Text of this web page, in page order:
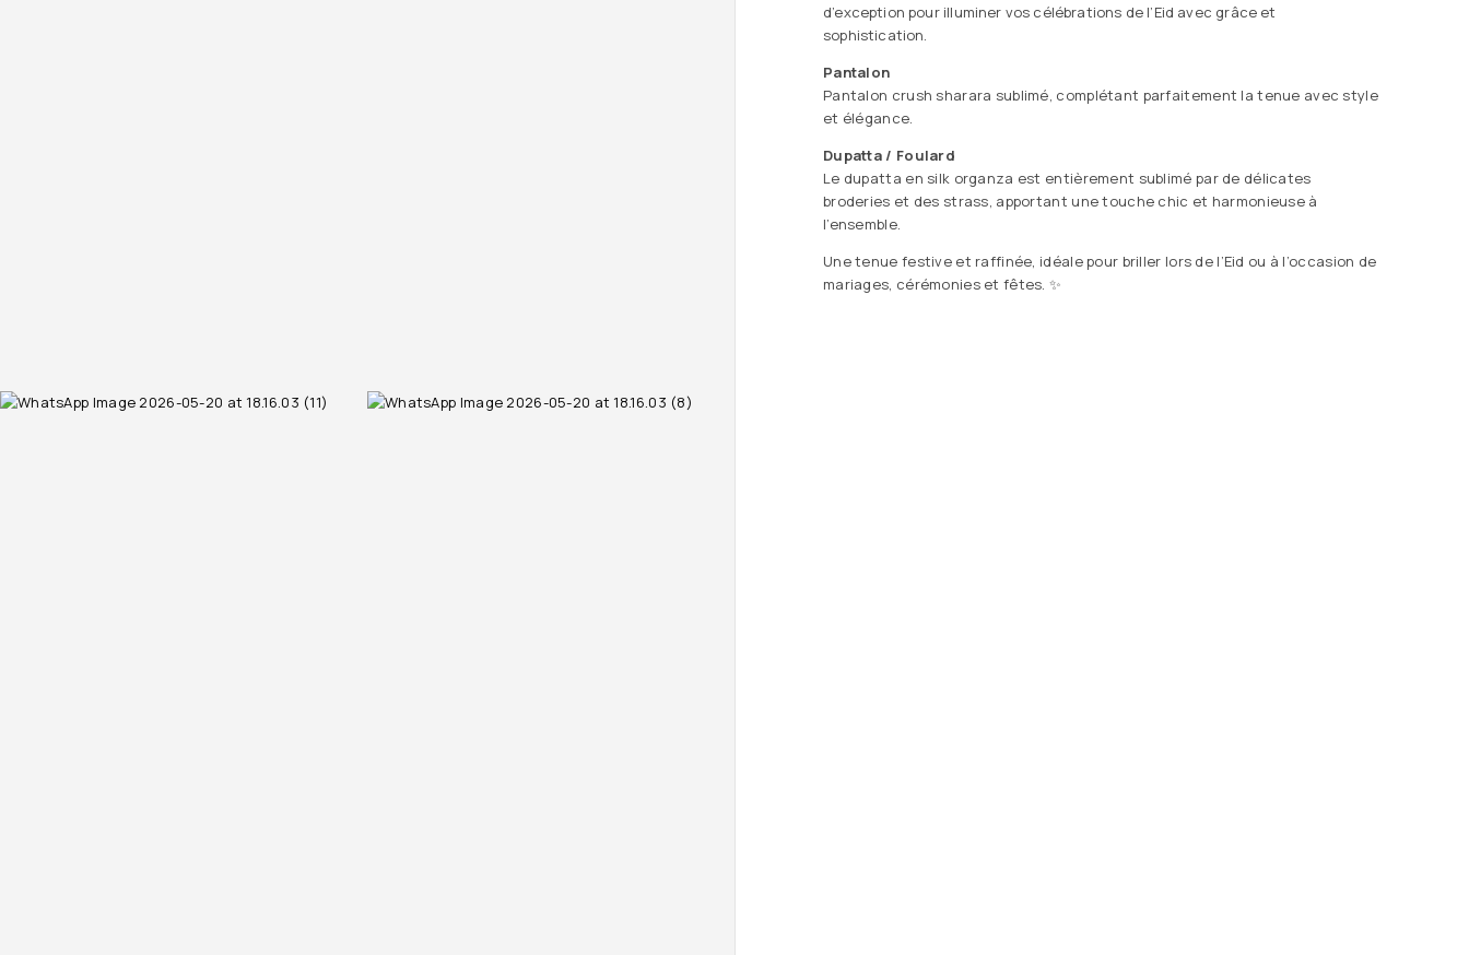
d’exception pour illuminer vos célébrations de l’Eid avec grâce et
sophistication.
Pantalon
Pantalon crush sharara sublimé, complétant parfaitement la tenue avec style
et élégance.
Dupatta / Foulard
Le dupatta en silk organza est entièrement sublimé par de délicates
broderies et des strass, apportant une touche chic et harmonieuse à
l’ensemble.
Une tenue festive et raffinée, idéale pour briller lors de l’Eid ou à l’occasion de
mariages, cérémonies et fêtes. ✨